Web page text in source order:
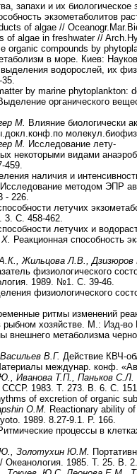
запахи и их
экзометаболитов
of algae //
of algae in freshwater //
organic compounds by
в море. Киев:
водорослей, их
by marine
органического
М. Влияние биологически
М. Исследование лету-
некоторыми видами
459.
наличия и
Исследование методом ЭПР
- 226.
летучих
3. С. 458-462.
летучих и
Реакционная способность
Жильцова Л.В.,
физиологического
1989. №1. С. 39-46.
физиологического
ритмы изменений
рыбном хозяйстве. М.: Изд-
внешнего метаболизма
В.Г. Действие КВЧ-
междунар. конф.
Иванова Т.П., Паньков С.Л.
1983. Т. 273. В. 6. С.
of excretion of organic
O.M. Reactionary ability
1989. 8.27-9.1. P. 166.
процессы в
Золотухин Ю.М.
Океанология. 1985. Т. 25. В.